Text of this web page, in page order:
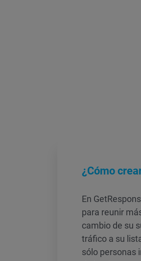
¿Cómo
En
para reunir
cambio de su
tráfico a su
sólo personas